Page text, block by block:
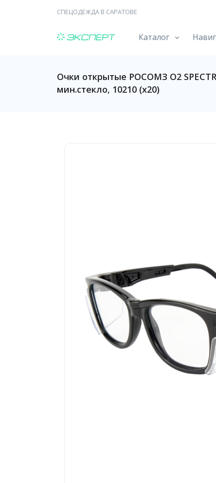
СПЕЦОДЕЖДА В САРАТОВЕ
Каталог
Очки открытые РОСОМЗ О2
мин.стекло, 10210 (х20)